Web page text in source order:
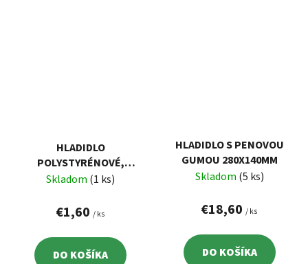
HLADIDLO
POLYSTYRÉNOVÉ,
270X130MM
Skladom (1 ks)
€1,60 / ks
DO KOŠÍKA
HLADIDLO S PENOVOU
GUMOU 280X140MM
Skladom (5 ks)
€18,60 / ks
DO KOŠÍKA